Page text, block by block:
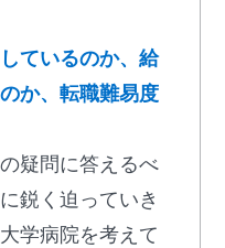
ているのか、給
か、転職難易度
疑問に答えるべ
鋭く迫っていき
学病院を考えて